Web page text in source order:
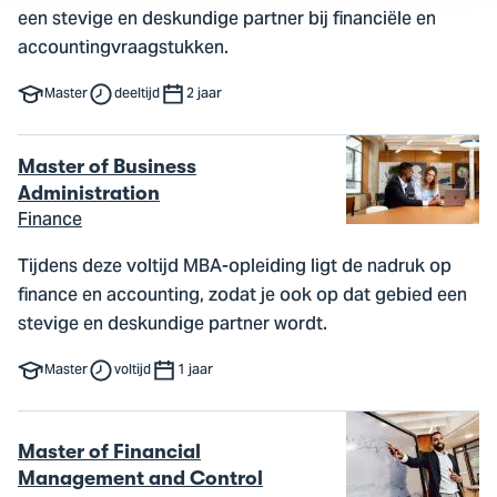
een stevige en deskundige partner bij financiële en
accountingvraagstukken.
Master deeltijd 2 jaar
Master of Business
Administration
Finance
Tijdens deze voltijd MBA-opleiding ligt de nadruk op
finance en accounting, zodat je ook op dat gebied een
stevige en deskundige partner wordt.
Master voltijd 1 jaar
Master of Financial
Management and Control